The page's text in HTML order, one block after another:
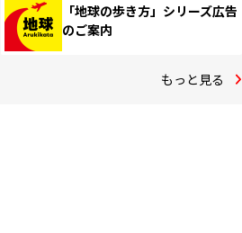
「地球の歩き方」シリーズ広告
のご案内
もっと見る